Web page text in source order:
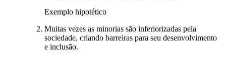
Exemplo hipotético
Muitas vezes as minorias são inferiorizadas pela
sociedade, criando barreiras para seu desenvolvimento
e inclusão.